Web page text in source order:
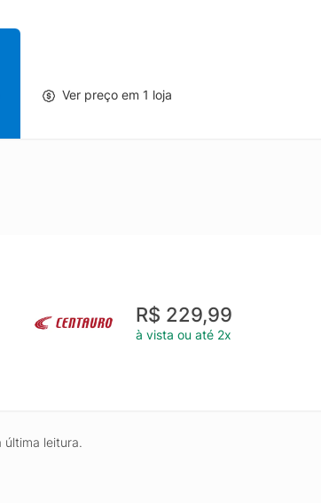
Ver preço em 1 loja
R$ 229,99
à vista ou até 2x
leitura.